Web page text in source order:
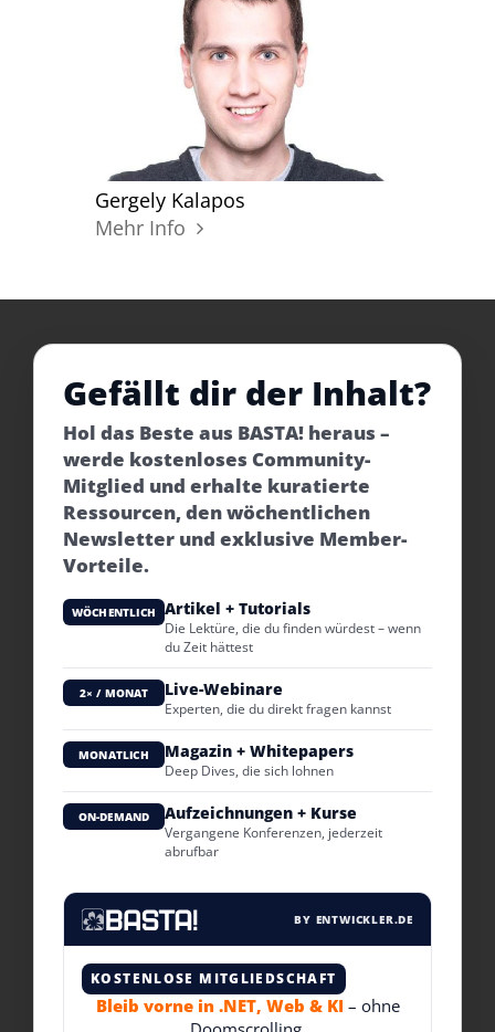
Gergely Kalapos
Mehr Info
Gefällt dir der Inhalt?
Hol das Beste aus BASTA! heraus –
werde kostenloses Community-
Mitglied und erhalte kuratierte
Ressourcen, den wöchentlichen
Newsletter und exklusive Member-
Vorteile.
WÖCHENTLICH Artikel + Tutorials
Die Lektüre, die du finden würdest – wenn
du Zeit hättest
2× / MONAT Live-Webinare
Experten, die du direkt fragen kannst
MONATLICH Magazin + Whitepapers
Deep Dives, die sich lohnen
ON-DEMAND Aufzeichnungen + Kurse
Vergangene Konferenzen, jederzeit
abrufbar
BY ENTWICKLER.DE
KOSTENLOSE MITGLIEDSCHAFT
Bleib vorne in .NET, Web & KI – ohne